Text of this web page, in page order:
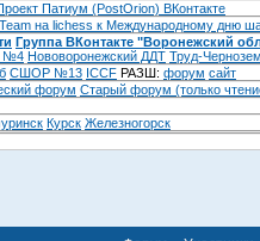
Патиум (PostOrion) ВКонтакте
на lichess к Международному дню
Группа ВКонтакте "Воронежский
№4 Нововоронежский ДДТ Труд-
СШОР №13 ICCF РАЗШ: форум сайт
форум Cтарый форум (только
Курск Железногорск